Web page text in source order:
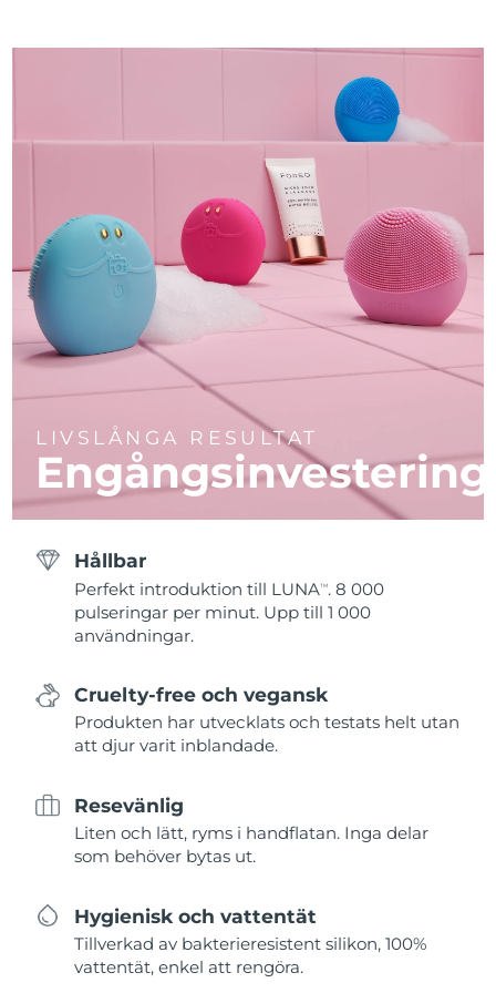
LIVSLÅNGA RESULTAT
Engångsinvestering
Hållbar
Perfekt introduktion till LUNATM . 8 000
pulseringar per minut. Upp till 1 000
användningar.
Cruelty-free och vegansk
Produkten har utvecklats och testats helt utan
att djur varit inblandade.
Resevänlig
Liten och lätt, ryms i handflatan. Inga delar
som behöver bytas ut.
Hygienisk och vattentät
Tillverkad av bakterieresistent silikon, 100%
vattentät, enkel att rengöra.